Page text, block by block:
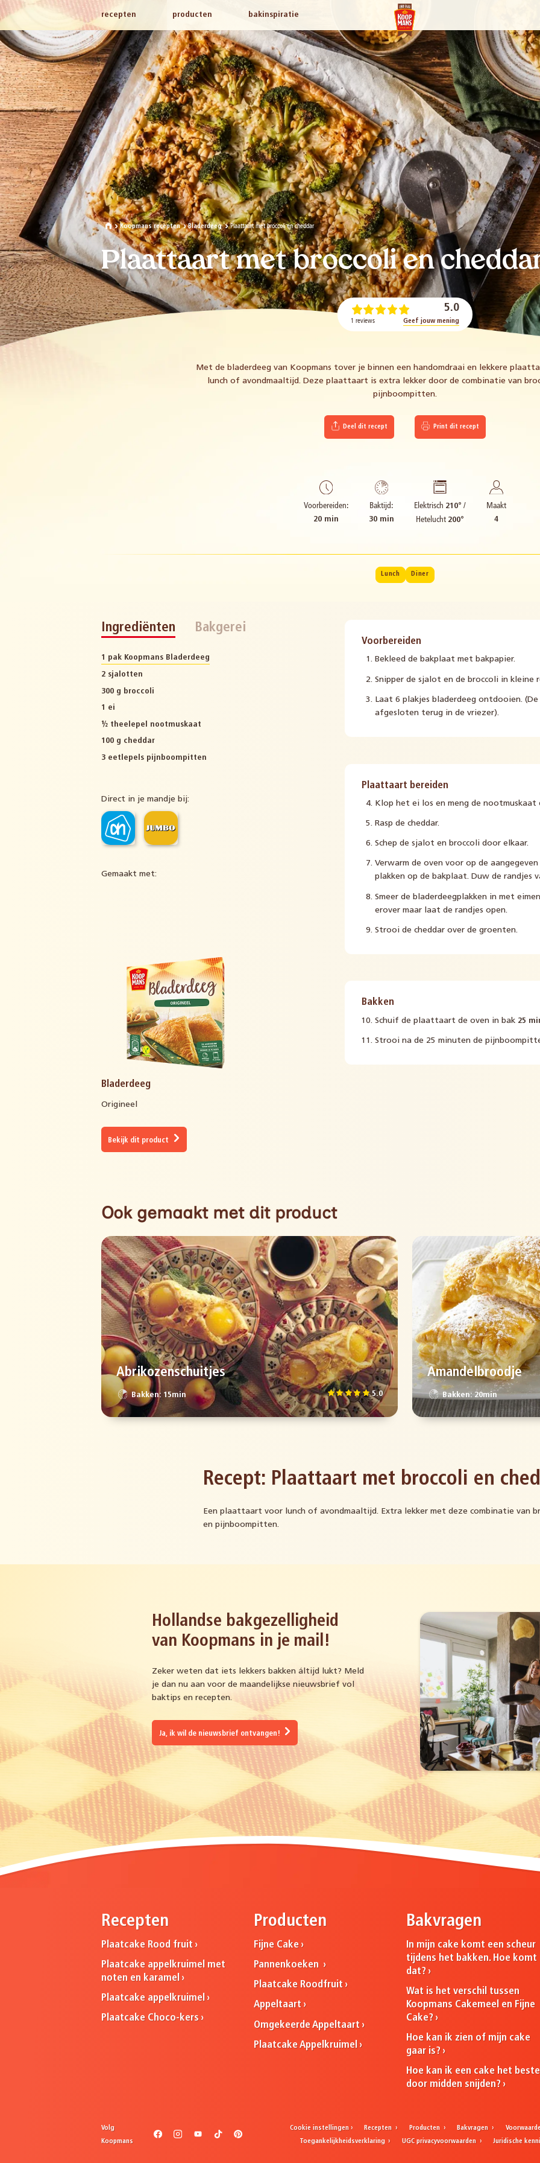
recepten producten bakinspiratie
Koopmans recepten Bladerdeeg Plaattaart met broccoli en cheddar
Plaattaart met broccoli en
5.0
1 reviews Geef jouw mening
Met de bladerdeeg van Koopmans tover je binnen een handomdraai en lekkere
lunch of avondmaaltijd. Deze plaattaart is extra lekker door de combinatie van
pijnboompitten.
Deel dit recept Print dit recept
Voorbereiden:
20 min
Baktijd:
30 min
Elektrisch 210° /
Hetelucht 200°
Maakt
4
Lunch Diner
Ingrediënten Bakgerei
1 pak Koopmans Bladerdeeg
2 sjalotten
300 g broccoli
1 ei
½ theelepel nootmuskaat
100 g cheddar
3 eetlepels pijnboompitten
Direct in je mandje bij:
Gemaakt met:
Bladerdeeg
Origineel
Bekijk dit product
Voorbereiden
Bekleed de bakplaat met bakpapier.
Snipper de sjalot en de broccoli in kleine
Laat 6 plakjes bladerdeeg ontdooien.
afgesloten terug in de vriezer).
Plaattaart bereiden
Klop het ei los en meng de nootmuskaat
Rasp de cheddar.
Schep de sjalot en broccoli door elkaar.
Verwarm de oven voor op de
plakken op de bakplaat. Duw de randjes
Smeer de bladerdeegplakken in met
erover maar laat de randjes open.
Strooi de cheddar over de groenten.
Bakken
Schuif de plaattaart de oven in bak 25
Strooi na de 25 minuten de
Ook gemaakt met dit product
Abrikozenschuitjes
Bakken: 15min 5.0
Amandelbroodje
Bakken: 20min
Recept: Plaattaart met broccoli en
Een plaattaart voor lunch of avondmaaltijd. Extra lekker met deze combinatie van
en pijnboompitten.
Hollandse bakgezelligheid
van Koopmans in je mail!
Zeker weten dat iets lekkers bakken áltijd lukt? Meld
je dan nu aan voor de maandelijkse nieuwsbrief vol
baktips en recepten.
Ja, ik wil de nieuwsbrief ontvangen!
Recepten
Plaatcake Rood fruit
Plaatcake appelkruimel met
noten en karamel
Plaatcake appelkruimel
Plaatcake Choco-kers
Producten
Fijne Cake
Pannenkoeken
Plaatcake Roodfruit
Appeltaart
Omgekeerde Appeltaart
Plaatcake Appelkruimel
Bakvragen
In mijn cake komt een scheur
tijdens het bakken. Hoe komt
dat?
Wat is het verschil tussen
Koopmans Cakemeel en Fijne
Cake?
Hoe kan ik zien of mijn cake
gaar is?
Hoe kan ik een cake het beste
door midden snijden?
Volg
Koopmans
Cookie instellingen Recepten Producten Bakvragen
Toegankelijkheidsverklaring
UGC privacyvoorwaarden Juridische